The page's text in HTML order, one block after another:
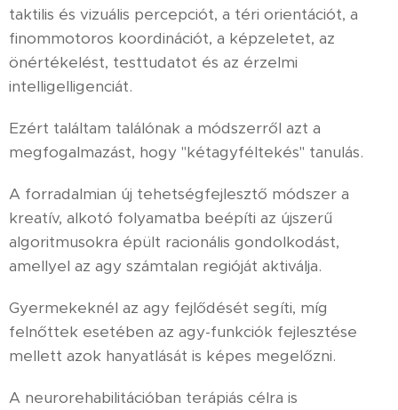
taktilis és vizuális percepciót, a téri orientációt, a
finommotoros koordinációt, a képzeletet, az
önértékelést, testtudatot és az érzelmi
intelligelligenciát.
Ezért találtam találónak a módszerről azt a
megfogalmazást, hogy "kétagyféltekés" tanulás.
A forradalmian új tehetségfejlesztő módszer a
kreatív, alkotó folyamatba beépíti az újszerű
algoritmusokra épült racionális gondolkodást,
amellyel az agy számtalan regióját aktiválja.
Gyermekeknél az agy fejlődését segíti, míg
felnőttek esetében az agy-funkciók fejlesztése
mellett azok hanyatlását is képes megelőzni.
A neurorehabilitációban terápiás célra is